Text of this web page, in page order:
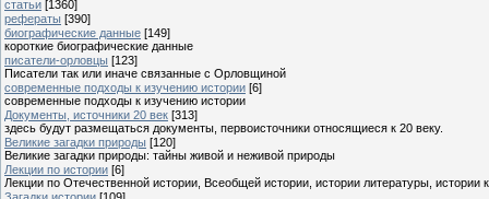
статьи [1360]
рефераты [390]
биографические данные [149]
короткие биографические данные
писатели-орловцы [123]
Писатели так или иначе связанные с Орловщиной
современные подходы к изучению истории [6]
современные подходы к изучению истории
Документы, источники 20 век [313]
здесь будут размещаться документы, первоисточники относящиеся к 20 веку.
Великие загадки природы [120]
Великие загадки природы: тайны живой и неживой природы
Лекции по истории [6]
Лекции по Отечественной истории, Всеобщей истории, истории литературы, истории